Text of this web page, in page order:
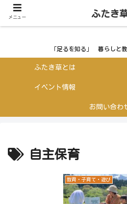
ふたき草
「足るを知る」 暮らしと
ふたき草とは
イベント情報
お問い合わ
自主保育
教育・子育て・遊び
メニュー ふたき